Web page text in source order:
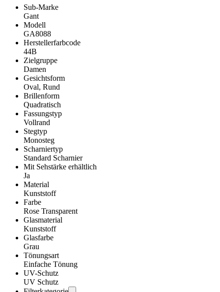
Sub-Marke
Gant
Modell
GA8088
Herstellerfarbcode
44B
Zielgruppe
Damen
Gesichtsform
Oval, Rund
Brillenform
Quadratisch
Fassungstyp
Vollrand
Stegtyp
Monosteg
Scharniertyp
Standard Scharnier
Mit Sehstärke erhältlich
Ja
Material
Kunststoff
Farbe
Rose Transparent
Glasmaterial
Kunststoff
Glasfarbe
Grau
Tönungsart
Einfache Tönung
UV-Schutz
UV Schutz